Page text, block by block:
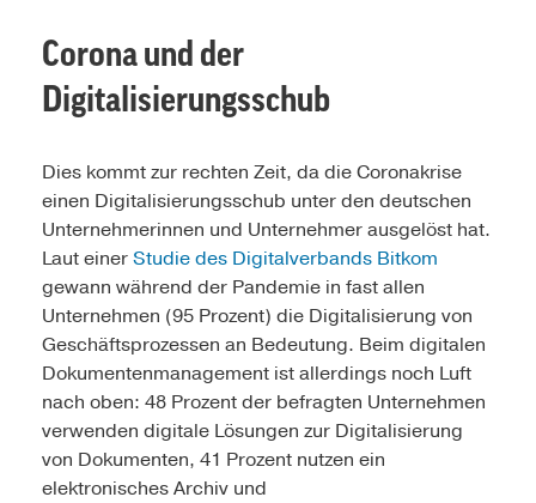
Corona und der
Digitalisierungsschub
Dies kommt zur rechten Zeit, da die Coronakrise
einen Digitalisierungsschub unter den deutschen
Unternehmerinnen und Unternehmer ausgelöst hat.
Laut einerStudie des Digitalverbands Bitkom
gewann während der Pandemie in fast allen
Unternehmen (95 Prozent) die Digitalisierung von
Geschäftsprozessen an Bedeutung. Beim digitalen
Dokumentenmanagement ist allerdings noch Luft
nach oben: 48 Prozent der befragten Unternehmen
verwenden digitale Lösungen zur Digitalisierung
von Dokumenten, 41 Prozent nutzen ein
elektronisches Archiv und